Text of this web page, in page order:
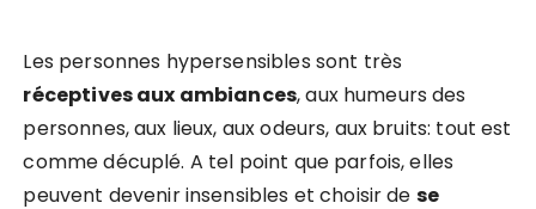
Les personnes hypersensibles sont très
réceptives aux ambiances, aux humeurs des
personnes, aux lieux, aux odeurs, aux bruits: tout est
comme décuplé. A tel point que parfois, elles
peuvent devenir insensibles et choisir de se